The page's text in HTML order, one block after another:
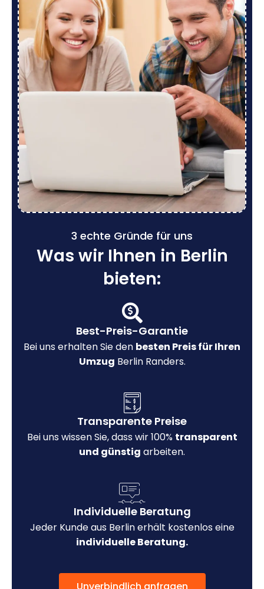
3 echte Gründe für uns
Was wir Ihnen in Berlin
bieten:
Best-Preis-Garantie
Bei uns erhalten Sie den besten Preis für Ihren
Umzug Berlin Randers.
Transparente Preise
Bei uns wissen Sie, dass wir 100% transparent
und günstig arbeiten.
Individuelle Beratung
Jeder Kunde aus Berlin erhält kostenlos eine
individuelle Beratung.
Unverbindlich anfragen